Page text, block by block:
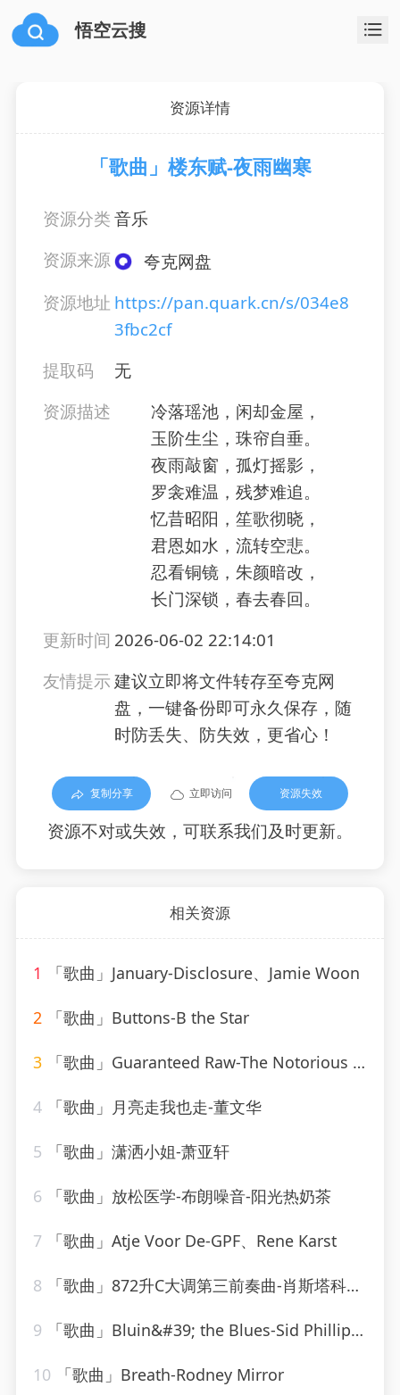
悟空云搜
资源详情
「歌曲」楼东赋-夜雨幽寒
资源分类音乐
资源来源
夸克网盘
资源地址 https://pan.quark.cn/s/034e8
3fbc2cf
提取码
无
资源描述
冷落瑶池，闲却金屋，
玉阶生尘，珠帘自垂。
夜雨敲窗，孤灯摇影，
罗衾难温，残梦难追。
忆昔昭阳，笙歌彻晓，
君恩如水，流转空悲。
忍看铜镜，朱颜暗改，
长门深锁，春去春回。
更新时间 2026-06-02 22:14:01
友情提示建议立即将文件转存至夸克网
盘，一键备份即可永久保存，随
时防丢失、防失效，更省心！
复制分享 立即访问 资源失效
资源不对或失效，可联系我们及时更新。
相关资源
1 「歌曲」January-Disclosure、Jamie Woon
2 「歌曲」Buttons-B the Star
3 「歌曲」Guaranteed Raw-The Notorious B.I.G
4 「歌曲」月亮走我也走-董文华
5 「歌曲」潇洒小姐-萧亚轩
6 「歌曲」放松医学-布朗噪音-阳光热奶茶
7 「歌曲」Atje Voor De-GPF、Rene Karst
8 「歌曲」872升C大调第三前奏曲-肖斯塔科维奇
9 「歌曲」Bluin&#39; the Blues-Sid Phillips、Geraldo Orchestra、His Band
10 「歌曲」Breath-Rodney Mirror